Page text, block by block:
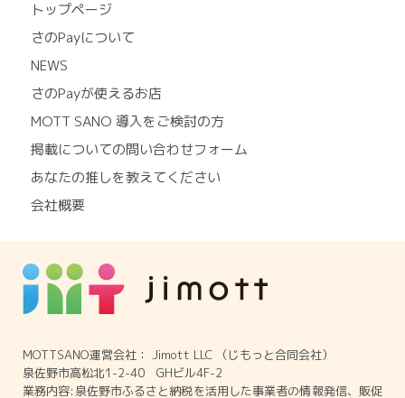
MOTTSANO運営会社： Jimott LLC （じもっと合同会社）
泉佐野市高松北1-2-40 GHビル4F-2
業務内容:泉佐野市ふるさと納税を活用した事業者の情報発信、販促
トップページ
さのPayについて
NEWS
さのPayが使えるお店
MOTT SANO 導入をご検討の方
掲載についての問い合わせフォーム
あなたの推しを教えてください
会社概要